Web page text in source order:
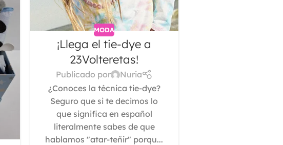
MODA
¡Llega el tie-dye a
23Volteretas!
Publicado por
Nuria
¿Conoces la técnica tie-dye?
Seguro que si te decimos lo
que significa en español
literalmente sabes de que
hablamos "atar-teñir" porqu...